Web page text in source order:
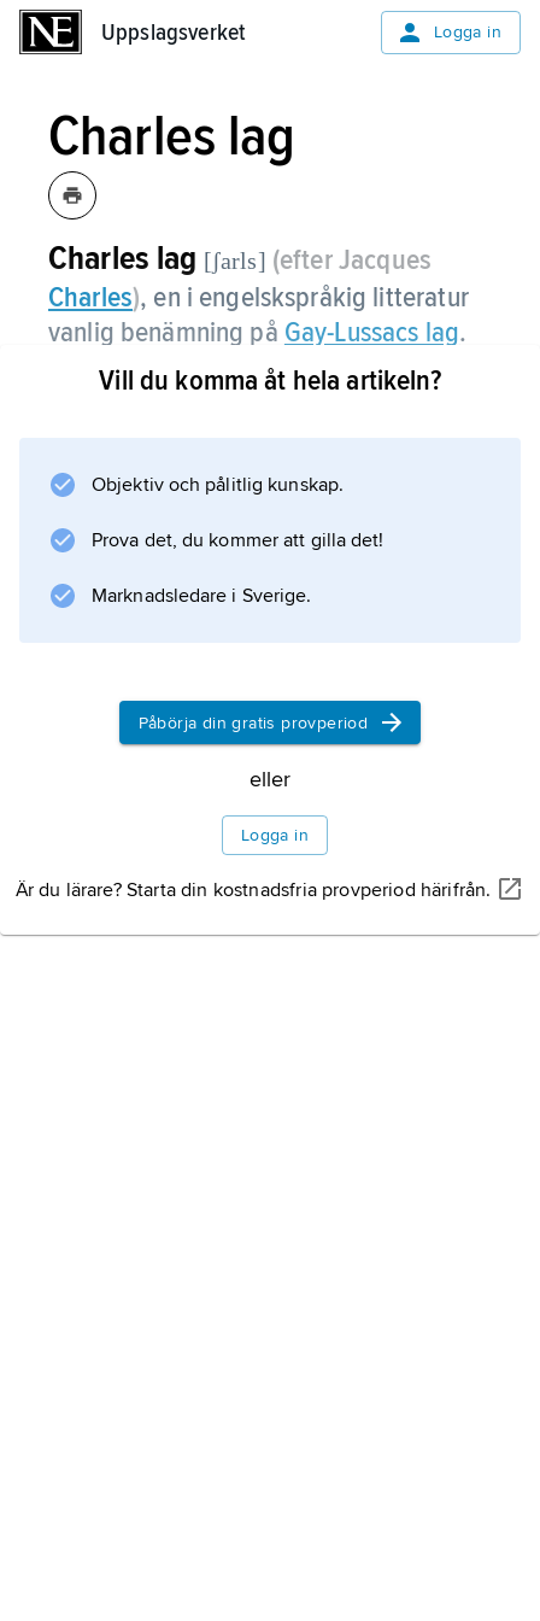
Uppslagsverket Logga in
Charles lag
Charles lag [ʃarls] (efter Jacques
Charles), en i engelskspråkig litteratur
vanlig benämning på Gay-Lussacs lag.
Information om artikeln
Vill du komma åt hela artikeln?
Objektiv och pålitlig kunskap.
Prova det, du kommer att gilla det!
Marknadsledare i Sverige.
Påbörja din gratis provperiod
eller
Logga in
Är du lärare? Starta din kostnadsfria provperiod härifrån.